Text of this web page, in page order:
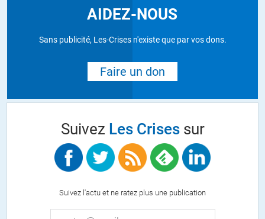
AIDEZ-NOUS
Sans publicité, Les-Crises n'existe que par vos dons.
Faire un don
Suivez Les Crisessur
Suivez l'actu et ne ratez plus une publication